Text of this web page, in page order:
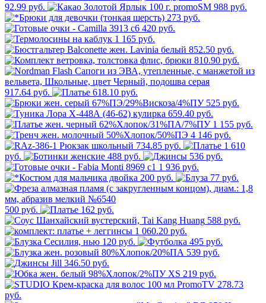
92.99 руб.
988 руб.
273 руб.
420 руб.
1 165 руб.
852.50 руб.
810.90 руб.
917.64 руб.
618.10 руб.
525 руб.
659.40 руб.
1 155 руб.
4 146 руб.
734.85 руб.
1 610
руб.
488 руб.
536 руб.
1 936 руб.
200 руб.
77 руб.
500 руб.
162 руб.
588 руб.
1 060.20 руб.
120 руб.
495 руб.
539 руб.
346.50 руб.
219 руб.
278.73
руб.